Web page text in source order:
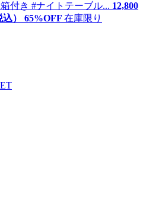
付き #ナイトテーブル... 12,800
） 65%OFF 在庫限り